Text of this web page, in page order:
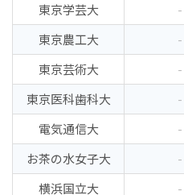
東京学芸大
-
東京農工大
-
東京芸術大
-
東京医科歯科大
-
電気通信大
-
お茶の水女子大
-
横浜国立大
-